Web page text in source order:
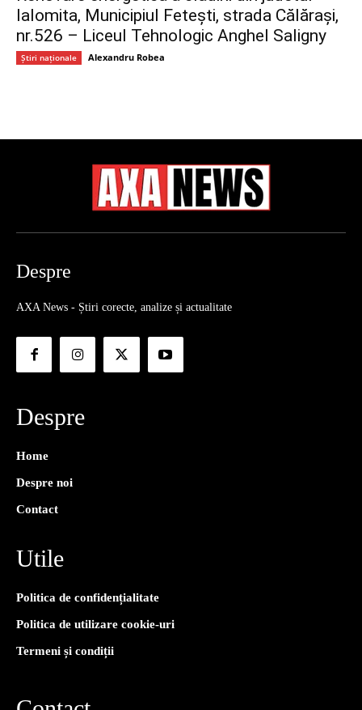
Ialomita, Municipiul Fetești, strada Călărași,
nr.526 – Liceul Tehnologic Anghel Saligny
Știri naționale Alexandru Robea
Despre
AXA News - Știri corecte, analize și actualitate
Despre
Home
Despre noi
Contact
Utile
Politica de confidențialitate
Politica de utilizare cookie-uri
Termeni și condiții